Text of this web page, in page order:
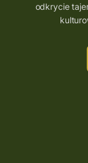
odkrycie